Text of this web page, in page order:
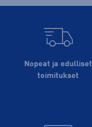
Nopeat ja edulliset
toimitukset